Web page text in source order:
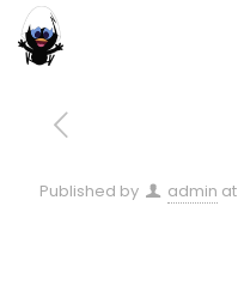
Published by admin at